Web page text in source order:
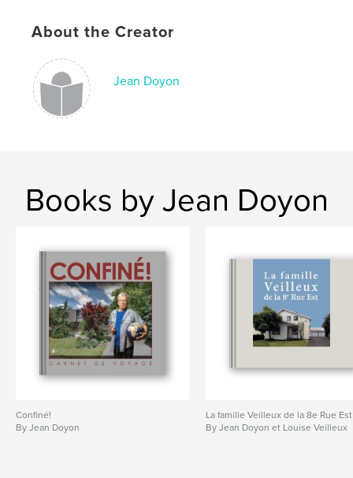
LanguageFrench
famille parent , enfant
About the Creator
Jean Doyon
Books by Jean Doyon
Confiné!
By Jean Doyon
La famille Veilleux de la 8e Rue Est
By Jean Doyon et Louise Veilleux